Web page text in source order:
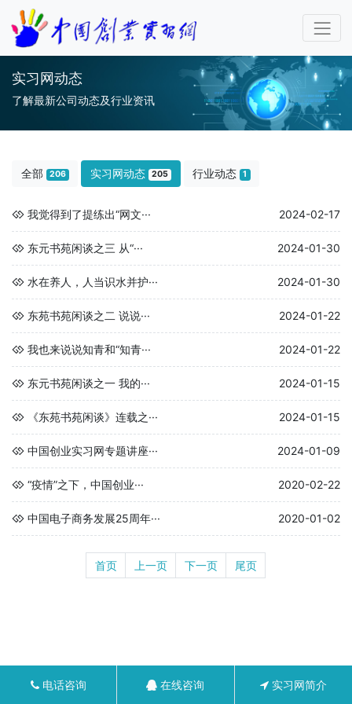
实习网动态
了解最新公司动态及行业资讯
全部 206 实习网动态 205 行业动态 1
我觉得到了提练出“网文··· 2024-02-17
东元书苑闲谈之三 从“··· 2024-01-30
水在养人，人当识水并护··· 2024-01-30
东苑书苑闲谈之二 说说··· 2024-01-22
我也来说说知青和“知青··· 2024-01-22
东元书苑闲谈之一 我的··· 2024-01-15
《东苑书苑闲谈》连载之··· 2024-01-15
中国创业实习网专题讲座··· 2024-01-09
“疫情”之下，中国创业··· 2020-02-22
中国电子商务发展25周年··· 2020-01-02
首页 上一页 下一页 尾页
电话咨询 在线咨询 实习网简介